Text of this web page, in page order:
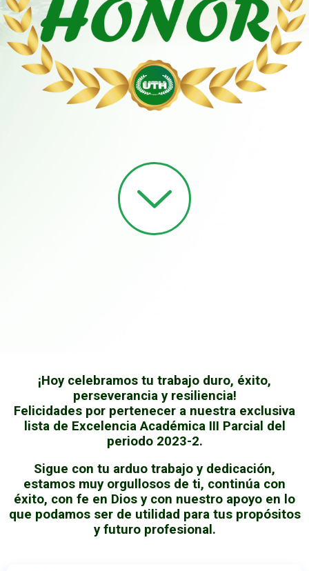
¡Hoy celebramos tu trabajo duro, éxito,
perseverancia y resiliencia!
Felicidades por pertenecer a nuestra exclusiva
lista de Excelencia Académica III Parcial del
periodo 2023-2.
Sigue con tu arduo trabajo y dedicación,
estamos muy orgullosos de ti, continúa con
éxito, con fe en Dios y con nuestro apoyo en lo
que podamos ser de utilidad para tus propósitos
y futuro profesional.